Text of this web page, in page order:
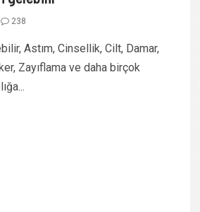
238
Astım, Cinsellik, Cilt, Damar,
Zayıflama ve daha birçok